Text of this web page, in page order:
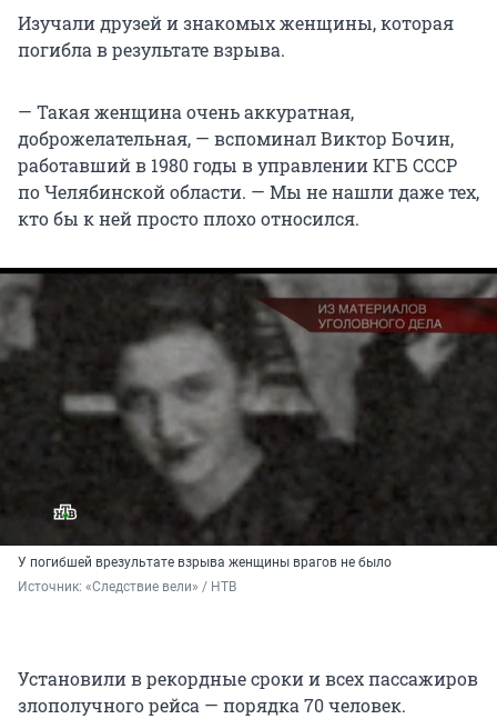
Изучали друзей и знакомых женщины, которая
погибла в результате взрыва.
— Такая женщина очень аккуратная,
доброжелательная, — вспоминал Виктор Бочин,
работавший в 1980 годы в управлении КГБ СССР
по Челябинской области. — Мы не нашли даже тех,
кто бы к ней просто плохо относился.
У погибшей врезультате взрыва женщины врагов не было
Источник: «Следствие вели» / НТВ
Установили в рекордные сроки и всех пассажиров
злополучного рейса — порядка 70 человек.